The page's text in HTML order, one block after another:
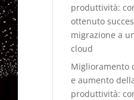
produttività:
ottenuto
migrazione a
cloud
Miglioramento
e aumento
produttività: